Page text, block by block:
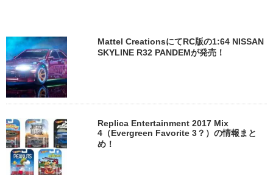
Mattel CreationsにてRC版の1:64 NISSAN
SKYLINE R32 PANDEMが発売！
Replica Entertainment 2017 Mix
4（Evergreen Favorite 3？）の情報まと
め！